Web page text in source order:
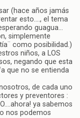
(hace años jamás
esto…., el tema
guagua…
simplemente
como posibilidad.)
niños, a LOS
negando que esta
que no se entienda
de cada uno
y preventores :
ya sabemos
nos podemos